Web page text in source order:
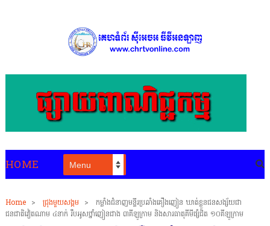
HOME
Home > ជ្រុងមួយសង្គម >
កម្លាំងជំនាញមន្ទីរប្រឆាំងគឿងញៀន ឃាត់ខ្លួនជនសង្ស័យជា
ជនជាតិវៀតណាម ៤នាក់ រឹបអូសថ្នាំញៀនជាង ៣គីឡូក្រាម និងសារធាតុគីមីផ្សំជិត ១០គីឡូក្រាម